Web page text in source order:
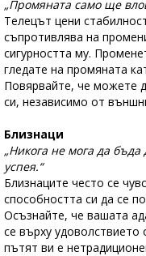
„Промяната само ще
Телецът цени
съпротивлява на
сигурността му.
гледате на промяната
Повярвайте, че можете
си, независимо от
Близнаци
„Никога не мога да бъда
успея.“
Близнаците често се
способността си да се
Осъзнайте, че вашата
се върху удоволствието
пътят ви е